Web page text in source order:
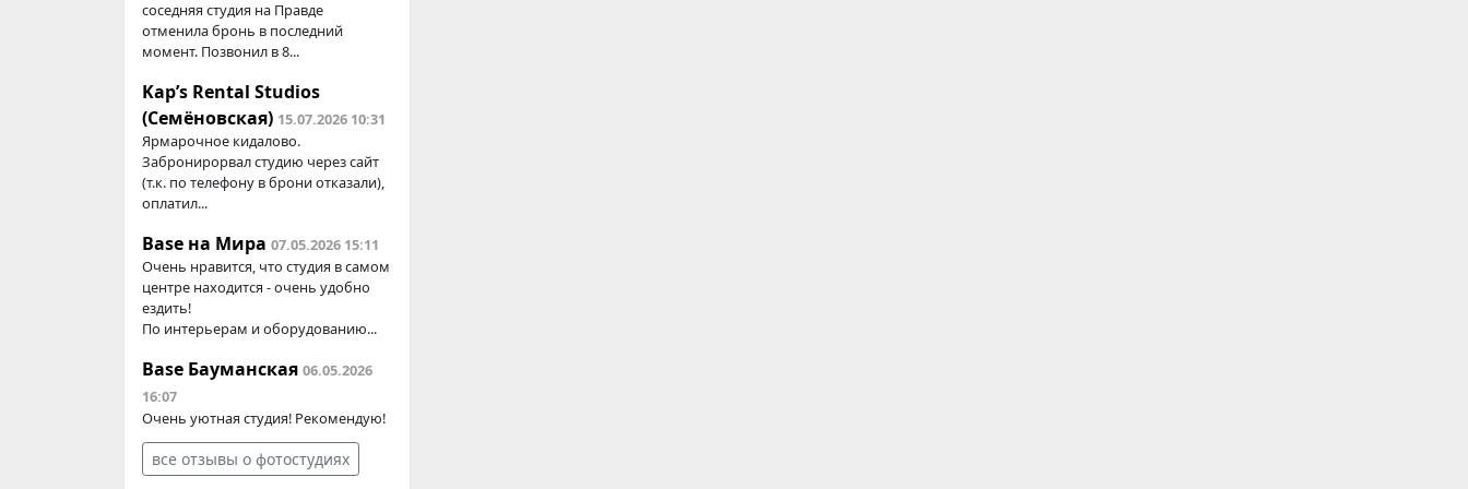
соседняя студия на Правде
отменила бронь в последний
момент. Позвонил в 8...
Kap’s Rental Studios
(Семёновская) 15.07.2026 10:31
Ярмарочное кидалово.
Забронирорвал студию через сайт
(т.к. по телефону в брони отказали),
оплатил...
Base на Мира 07.05.2026 15:11
Очень нравится, что студия в самом
центре находится - очень удобно
ездить!
По интерьерам и оборудованию...
Base Бауманская 06.05.2026
16:07
Очень уютная студия! Рекомендую!
все отзывы о фотостудиях